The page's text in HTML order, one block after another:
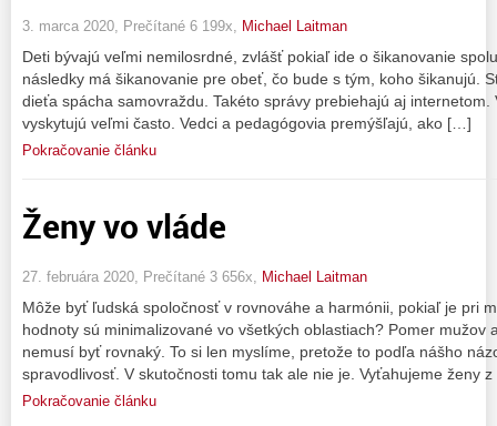
3. marca 2020, Prečítané 6 199x, Michael Laitman
Deti bývajú veľmi nemilosrdné, zvlášť pokiaľ ide o šikanovanie
následky má šikanovanie pre obeť, čo bude s tým, koho šikanujú.
dieťa spácha samovraždu. Takéto správy prebiehajú aj
vyskytujú veľmi často. Vedci a pedagógovia premýšľajú, ako […]
Pokračovanie článku
Ženy vo vláde
27. februára 2020, Prečítané 3 656x, Michael Laitman
Môže byť ľudská spoločnosť v rovnováhe a harmónii, pokiaľ je pri
hodnoty sú minimalizované vo všetkých oblastiach? Pomer mužov
nemusí byť rovnaký. To si len myslíme, pretože to podľa nášho
spravodlivosť. V skutočnosti tomu tak ale nie je. Vyťahujeme ženy
Pokračovanie článku